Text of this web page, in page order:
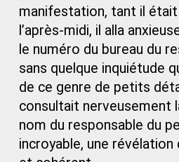
manifestation, tant il
l’après-midi, il alla
le numéro du bureau du
sans quelque inquiétude
de ce genre de petits
consultait nerveusement
nom du responsable du
incroyable, une